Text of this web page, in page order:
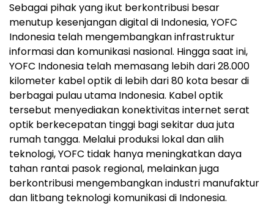
Sebagai pihak yang ikut berkontribusi besar
menutup kesenjangan digital di Indonesia, YOFC
Indonesia telah mengembangkan infrastruktur
informasi dan komunikasi nasional. Hingga saat ini,
YOFC Indonesia telah memasang lebih dari 28.000
kilometer kabel optik di lebih dari 80 kota besar di
berbagai pulau utama Indonesia. Kabel optik
tersebut menyediakan konektivitas internet serat
optik berkecepatan tinggi bagi sekitar dua juta
rumah tangga. Melalui produksi lokal dan alih
teknologi, YOFC tidak hanya meningkatkan daya
tahan rantai pasok regional, melainkan juga
berkontribusi mengembangkan industri manufaktur
dan litbang teknologi komunikasi di Indonesia.